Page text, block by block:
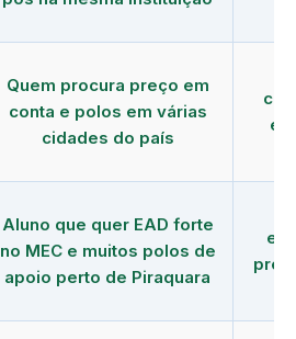
Quem procura preço em
conta e polos em várias
cidades do país
Aluno que quer EAD forte
no MEC e muitos polos de
apoio perto de Piraquara